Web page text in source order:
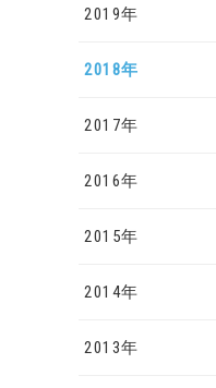
2019年
2018年
2017年
2016年
2015年
2014年
2013年